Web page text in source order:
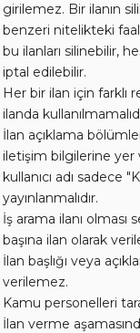
girilemez. Bir ilanın
benzeri nitelikteki
bu ilanları silinebilir,
iptal edilebilir.
Her bir ilan için farklı
ilanda
İlan açıklama
iletişim bilgilerine yer
kullanıcı adı sadece
yayınlanmalıdır.
İş arama ilanı
başına ilan olarak
İlan başlığı veya
verilemez.
Kamu personelleri
İlan verme